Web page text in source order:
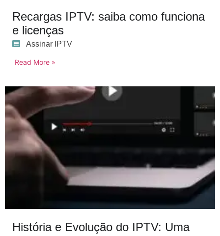
Recargas IPTV: saiba como funciona
e licenças
Assinar IPTV
Read More »
História e Evolução do IPTV: Uma